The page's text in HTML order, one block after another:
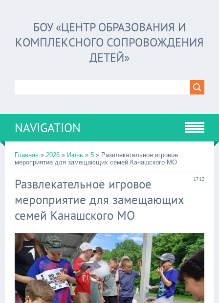
БОУ «ЦЕНТР ОБРАЗОВАНИЯ И
КОМПЛЕКСНОГО СОПРОВОЖДЕНИЯ
ДЕТЕЙ»
NAVIGATION
Главная » 2026 » Июнь » 5 » Развлекательное игровое
мероприятие для замещающих семей Канашского МО
17:12
Развлекательное игровое
мероприятие для замещающих
семей Канашского МО